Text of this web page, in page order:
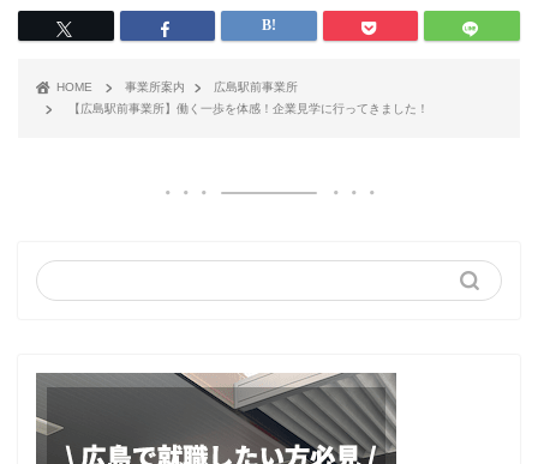
HOME 事業所案内
広島駅前事業所
【広島駅前事業所】働く一歩を体感！企業見学に行ってきました！